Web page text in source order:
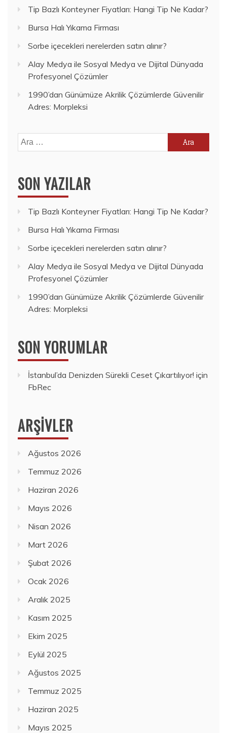
Tip Bazlı Konteyner Fiyatları: Hangi Tip Ne Kadar?
Bursa Halı Yıkama Firması
Sorbe içecekleri nerelerden satın alınır?
Alay Medya ile Sosyal Medya ve Dijital Dünyada
Profesyonel Çözümler
1990’dan Günümüze Akrilik Çözümlerde Güvenilir
Adres: Morpleksi
Arama:
SON YAZILAR
Tip Bazlı Konteyner Fiyatları: Hangi Tip Ne Kadar?
Bursa Halı Yıkama Firması
Sorbe içecekleri nerelerden satın alınır?
Alay Medya ile Sosyal Medya ve Dijital Dünyada
Profesyonel Çözümler
1990’dan Günümüze Akrilik Çözümlerde Güvenilir
Adres: Morpleksi
SON YORUMLAR
İstanbul’da Denizden Sürekli Ceset Çıkartılıyor! için
FbRec
ARŞIVLER
Ağustos 2026
Temmuz 2026
Haziran 2026
Mayıs 2026
Nisan 2026
Mart 2026
Şubat 2026
Ocak 2026
Aralık 2025
Kasım 2025
Ekim 2025
Eylül 2025
Ağustos 2025
Temmuz 2025
Haziran 2025
Mayıs 2025